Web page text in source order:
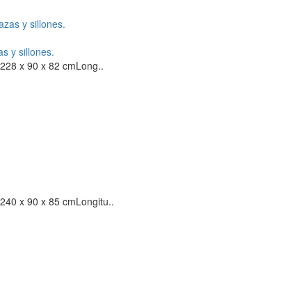
y sillones.
x 90 x 82 cmLong..
x 90 x 85 cmLongitu..